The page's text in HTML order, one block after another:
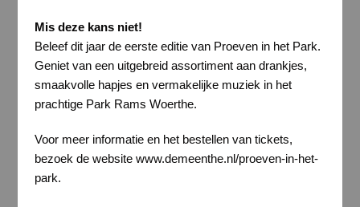
Mis deze kans niet!
Beleef dit jaar de eerste editie van Proeven in het Park.
Geniet van een uitgebreid assortiment aan drankjes,
smaakvolle hapjes en vermakelijke muziek in het
prachtige Park Rams Woerthe.
Voor meer informatie en het bestellen van tickets,
bezoek de website www.demeenthe.nl/proeven-in-het-
park.